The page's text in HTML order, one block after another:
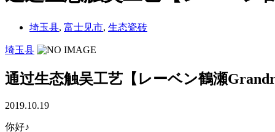
埼玉县, 富士见市, 生态瓷砖
埼玉县
通过生态触吴工艺【レーベン鶴瀬
2019.10.19
你好♪